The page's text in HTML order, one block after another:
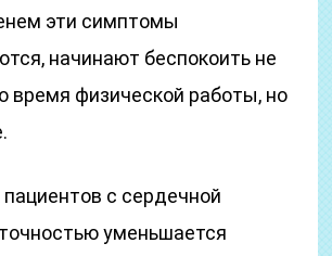
эти симптомы
начинают беспокоить не
время физической работы, но
пациентов с сердечной
уменьшается